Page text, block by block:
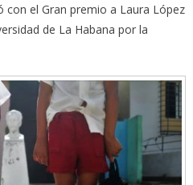
con el Gran premio a Laura López
de La Habana por la